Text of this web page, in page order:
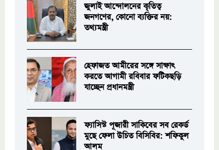
জুলাই আন্দোলনের কৃতিত্ব
জনগণের, কোনো ব্যক্তির নয়:
তথ্যমন্ত্রী
হেফাজত আমীরের সঙ্গে সাক্ষাৎ
করতে আগামী রবিবার ফটিকছড়ি
যাচ্ছেন প্রধানমন্ত্রী
ফ্যাসিস্ট পূজারী সাকিবের সব রেকর্ড
মুছে ফেলা উচিত বিসিবির: শফিকুল
আলম